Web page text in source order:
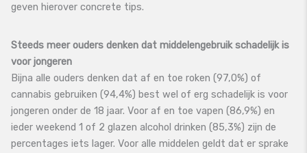
geven hierover concrete tips.
Steeds meer ouders denken dat middelengebruik schadelijk is
voor jongeren
Bijna alle ouders denken dat af en toe roken (97,0%) of
cannabis gebruiken (94,4%) best wel of erg schadelijk is voor
jongeren onder de 18 jaar. Voor af en toe vapen (86,9%) en
ieder weekend 1 of 2 glazen alcohol drinken (85,3%) zijn de
percentages iets lager. Voor alle middelen geldt dat er sprake